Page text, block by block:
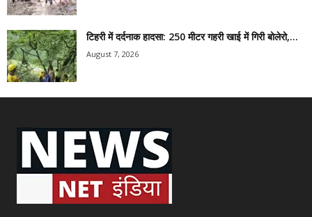
टिहरी में दर्दनाक हादसा: 250 मीटर गहरी खाई में गिरी बोलेरो,...
August 7, 2026